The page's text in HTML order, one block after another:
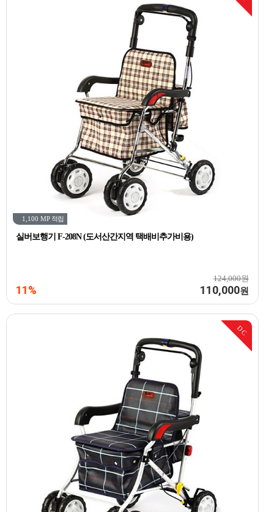
1,100 MP 적립
실버보행기 F-208N (도서산간지역 택배비추가비용)
124,000원
11% 110,000원
DC